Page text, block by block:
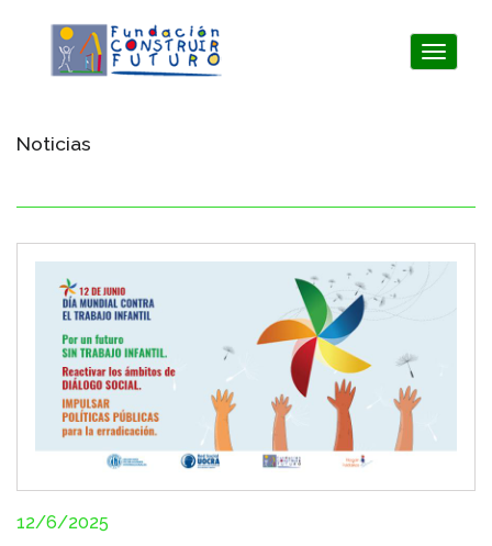
Toggle
Noticias
12/6/2025